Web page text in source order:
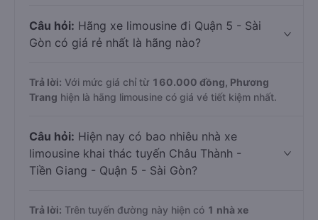
Câu hỏi: Hãng xe limousine đi Quận 5 - Sài
Gòn có giá rẻ nhất là hãng nào?
Trả lời: Với mức giá chỉ từ 160.000 đồng, Phương
Trang hiện là hãng limousine có giá vé tiết kiệm nhất.
Câu hỏi: Hiện nay có bao nhiêu nhà xe
limousine khai thác tuyến Châu Thành -
Tiền Giang - Quận 5 - Sài Gòn?
Trả lời: Trên tuyến đường này hiện có 1 nhà xe